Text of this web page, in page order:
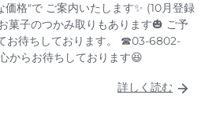
格"で ご案内いたします✨ (10月登録
菓子のつかみ取りもあります🎃 ご予
お待ちしております。 ☎03-6802-
からお待ちしております😆
詳しく読む